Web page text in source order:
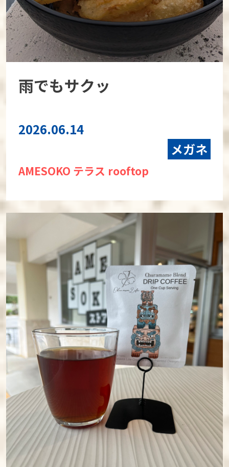
雨でもサクッ
2026.06.14
メガネ
AMESOKO テラス rooftop